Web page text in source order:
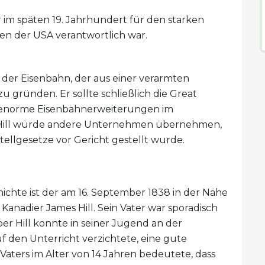
im späten 19. Jahrhundert für den starken
der USA verantwortlich war.
Eisenbahn, der aus einer verarmten
gründen. Er sollte schließlich die Great
Eisenbahnerweiterungen im
würde andere Unternehmen übernehmen,
vor Gericht gestellt wurde.
ist der am 16. September 1838 in der Nähe
James Hill. Sein Vater war sporadisch
Hill konnte in seiner Jugend an der
den Unterricht verzichtete, eine gute
im Alter von 14 Jahren bedeutete, dass